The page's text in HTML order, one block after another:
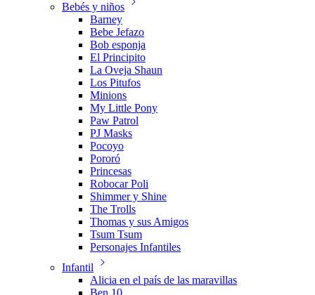
Bebés y niños
Barney
Bebe Jefazo
Bob esponja
El Principito
La Oveja Shaun
Los Pitufos
Minions
My Little Pony
Paw Patrol
PJ Masks
Pocoyo
Pororó
Princesas
Robocar Poli
Shimmer y Shine
The Trolls
Thomas y sus Amigos
Tsum Tsum
Personajes Infantiles
Infantil
Alicia en el país de las maravillas
Ben 10